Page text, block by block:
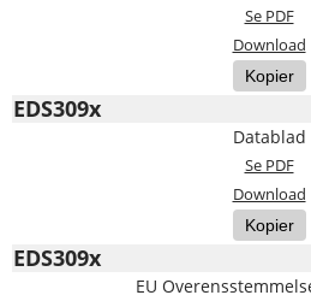
Se PDF
Download
Kopier
EDS309x
Datablad
Se PDF
Download
Kopier
EDS309x
EU